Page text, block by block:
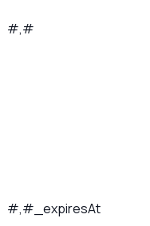
#,#
#,#_expiresAt